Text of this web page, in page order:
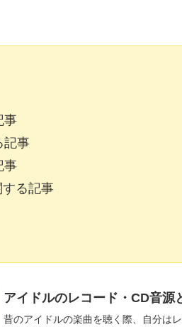
事
記事
事
る記事
アイドルのレコード・CD音源
昔のアイドルの楽曲を聴く際、自分は